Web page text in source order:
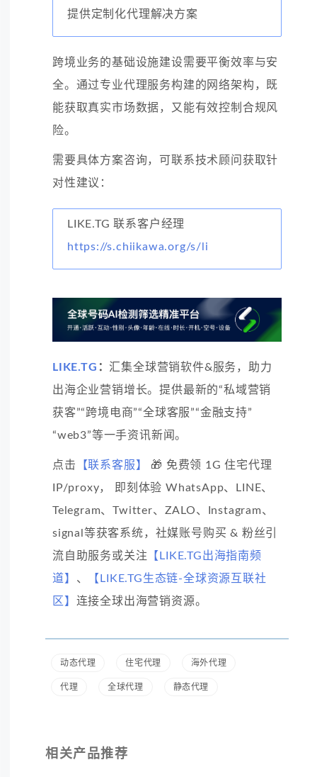
提供定制化代理解决方案
跨境业务的基础设施建设需要平衡效率与安
全。通过专业代理服务构建的网络架构，既
能获取真实市场数据，又能有效控制合规风
险。
需要具体方案咨询，可联系技术顾问获取针
对性建议：
LIKE.TG 联系客户经理
https://s.chiikawa.org/s/li
LIKE.TG ： 汇集全球营销软件&服务，助力
出海企业营销增长。提供最新的“私域营销
获客”“跨境电商”“全球客服”“金融支持”
“web3”等一手资讯新闻。
点击 【联系客服】
🎁 免费领 1G 住宅代理
IP/proxy， 即刻体验 WhatsApp、LINE、
Telegram、Twitter、ZALO、Instagram、
signal等获客系统，社媒账号购买 & 粉丝引
流自助服务或关注 【LIKE.TG出海指南频
道】 、
【LIKE.TG生态链-全球资源互联社
区】 连接全球出海营销资源。
动态代理 住宅代理 海外代理
代理 全球代理 静态代理
相关产品推荐